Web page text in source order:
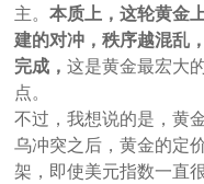
主。本质上，这轮黄金
建的对冲，秩序越混乱
完成，这是黄金最宏大
点。
不过，我想说的是，黄
乌冲突之后，黄金的定
架，即使美元指数一直